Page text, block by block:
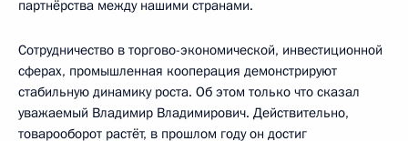
партнёрства между нашими странами.
Сотрудничество в торгово-экономической, инвестиционной
сферах, промышленная кооперация демонстрируют
стабильную динамику роста. Об этом только что сказал
уважаемый Владимир Владимирович. Действительно,
товарооборот растёт, в прошлом году он достиг